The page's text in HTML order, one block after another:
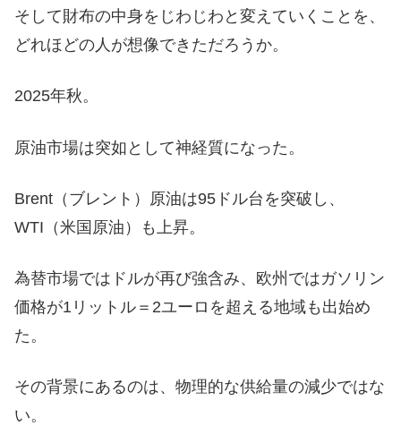
そして財布の中身をじわじわと変えていくことを、
どれほどの人が想像できただろうか。
2025年秋。
原油市場は突如として神経質になった。
Brent（ブレント）原油は95ドル台を突破し、
WTI（米国原油）も上昇。
為替市場ではドルが再び強含み、欧州ではガソリン
価格が1リットル＝2ユーロを超える地域も出始め
た。
その背景にあるのは、物理的な供給量の減少ではな
い。